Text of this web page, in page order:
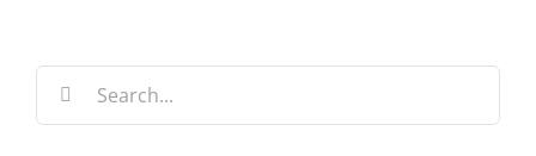
Search